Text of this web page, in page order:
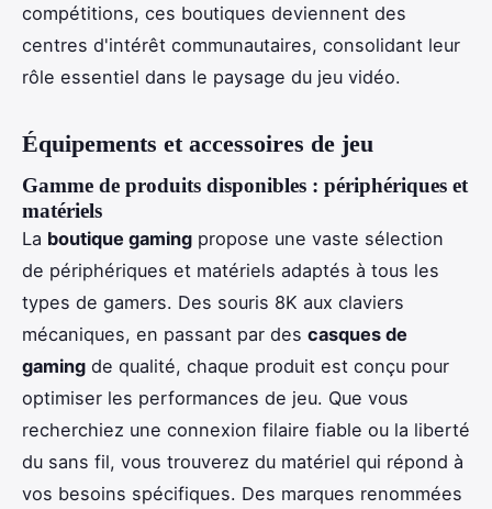
compétitions, ces boutiques deviennent des
centres d'intérêt communautaires, consolidant leur
rôle essentiel dans le paysage du jeu vidéo.
Équipements et accessoires de jeu
Gamme de produits disponibles : périphériques et
matériels
La boutique gaming propose une vaste sélection
de périphériques et matériels adaptés à tous les
types de gamers. Des souris 8K aux claviers
mécaniques, en passant par des casques de
gaming de qualité, chaque produit est conçu pour
optimiser les performances de jeu. Que vous
recherchiez une connexion filaire fiable ou la liberté
du sans fil, vous trouverez du matériel qui répond à
vos besoins spécifiques. Des marques renommées